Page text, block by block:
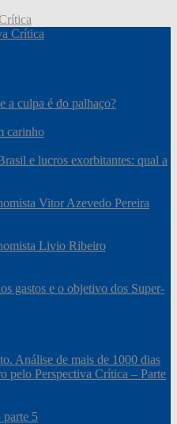
a culpa é do palhaço?
carinho
e lucros exorbitantes: qual a
Vitor Azevedo Pereira
Livio Ribeiro
gastos e o objetivo dos Super-
Análise de mais de 1000 dias
pelo Perspectiva Crítica – Parte
5